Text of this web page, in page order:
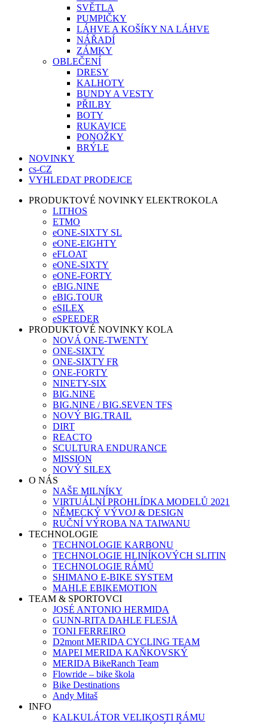
SVĚTLA
PUMPIČKY
LÁHVE A KOŠÍKY NA LÁHVE
NÁŘADÍ
ZÁMKY
OBLEČENÍ
DRESY
KALHOTY
BUNDY A VESTY
PŘILBY
BOTY
RUKAVICE
PONOŽKY
BRÝLE
NOVINKY
cs-CZ
VYHLEDAT PRODEJCE
PRODUKTOVÉ NOVINKY ELEKTROKOLA
LITHOS
ETMO
eONE-SIXTY SL
eONE-EIGHTY
eFLOAT
eONE-SIXTY
eONE-FORTY
eBIG.NINE
eBIG.TOUR
eSILEX
eSPEEDER
PRODUKTOVÉ NOVINKY KOLA
NOVÁ ONE-TWENTY
ONE-SIXTY
ONE-SIXTY FR
ONE-FORTY
NINETY-SIX
BIG.NINE
BIG.NINE / BIG.SEVEN TFS
NOVÝ BIG.TRAIL
DIRT
REACTO
SCULTURA ENDURANCE
MISSION
NOVÝ SILEX
O NÁS
NAŠE MILNÍKY
VIRTUÁLNÍ PROHLÍDKA MODELŮ 2021
NĚMECKÝ VÝVOJ & DESIGN
RUČNÍ VÝROBA NA TAIWANU
TECHNOLOGIE
TECHNOLOGIE KARBONU
TECHNOLOGIE HLINÍKOVÝCH SLITIN
TECHNOLOGIE RÁMŮ
SHIMANO E-BIKE SYSTEM
MAHLE EBIKEMOTION
TEAM & SPORTOVCI
JOSÉ ANTONIO HERMIDA
GUNN-RITA DAHLE FLESJÅ
TONI FERREIRO
D2mont MERIDA CYCLING TEAM
MAPEI MERIDA KAŇKOVSKÝ
MERIDA BikeRanch Team
Flowride – bike škola
Bike Destinations
Andy Mitaš
INFO
KALKULÁTOR VELIKOSTI RÁMU